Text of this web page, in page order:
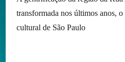
transformada nos últimos anos,
cultural de São Paulo